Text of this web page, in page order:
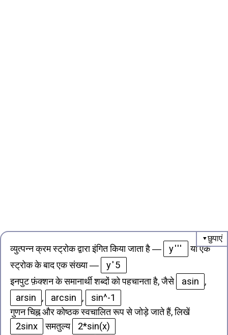
व्युत्पन्न क्रम स्ट्रोक द्वारा इंगित किया जाता है— y'''
या एक
स्ट्रोक के बाद एक संख्या— y'5
इनपुट फ़ंक्शन के समानार्थी शब्दों को पहचानता है, जैसे asin ,
arsin , arcsin , sin^-1
गुणन चिह्न और कोष्ठक स्वचालित रूप से जोड़े जाते हैं, लिखें
2sinx समतुल्य 2*sin(x)